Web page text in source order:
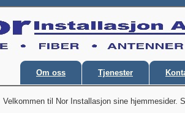
Om oss Tjenester
Velkommen til Nor Installasjon sine